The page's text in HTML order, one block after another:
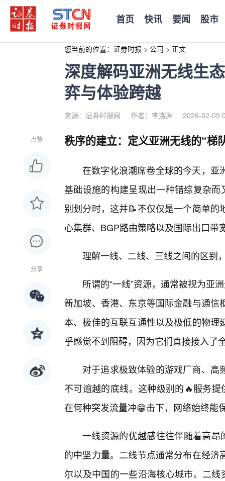
首页 快讯 要闻 股市
您当前的位置： 证券时报 > 公司 > 正文
深度解码亚洲无线生
弈与体验跨越
来源：证券时报网 作者：李洛渊 2026-02-09
点赞
分享
秩序的建立：定义亚洲无线的“梯
在数字化浪潮席卷全球的今天，亚
基础设施的构建呈现出一种错综复杂
别划分时，这并📝不仅仅是一个简单
心集群、BGP路由策略以及国际出口带
理解一线、二线、三线之间的区别
所谓的“一线”资源，通常被视为亚
新加坡、香港、东京等国际金融与通
本、极佳的互联互通性以及极低的物
乎感觉不到阻碍，因为它们直接接入了
对于追求极致体验的游戏厂商、
不可逾越的底线。这种级别的🔥服务
在何种突发流量冲😁击下，网络始终能
一线资源的优越感往往伴随着高昂
的中坚力量。二线节点通常分布在经
尔以及中国的一些沿海核心城市。二